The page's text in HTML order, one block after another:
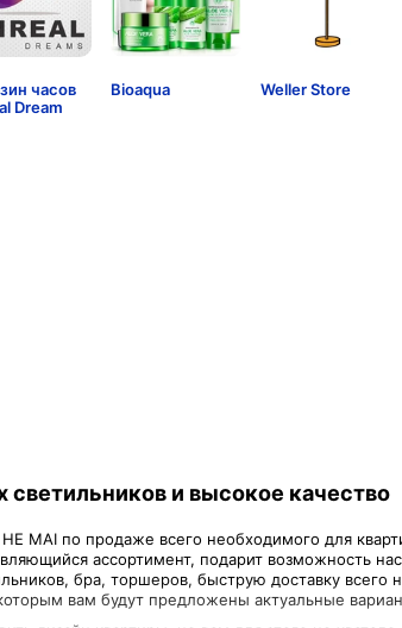
часов
Dream
Bioaqua Weller Store
светильников и высокое качество
MAI по продаже всего необходимого для
ассортимент, подарит возможность
бра, торшеров, быструю доставку
вам будут предложены актуальные